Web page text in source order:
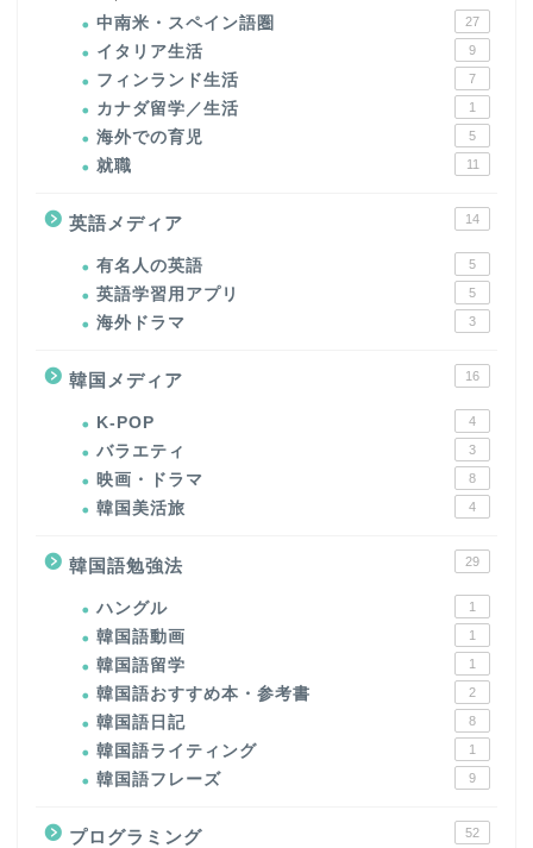
中南米・スペイン語圏 27
イタリア生活 9
フィンランド生活 7
カナダ留学／生活 1
海外での育児 5
就職 11
英語メディア 14
有名人の英語 5
英語学習用アプリ 5
海外ドラマ 3
韓国メディア 16
K-POP 4
バラエティ 3
映画・ドラマ 8
韓国美活旅 4
韓国語勉強法 29
ハングル 1
韓国語動画 1
韓国語留学 1
韓国語おすすめ本・参考書 2
韓国語日記 8
韓国語ライティング 1
韓国語フレーズ 9
プログラミング 52